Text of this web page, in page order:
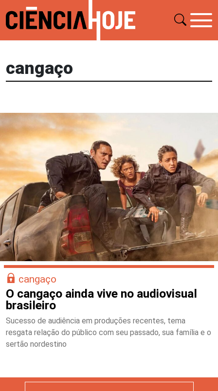
cangaço
cangaço
O cangaço ainda vive no audiovisual
brasileiro
Sucesso de audiência em produções recentes, tema
resgata relação do público com seu passado, sua família e o
sertão nordestino